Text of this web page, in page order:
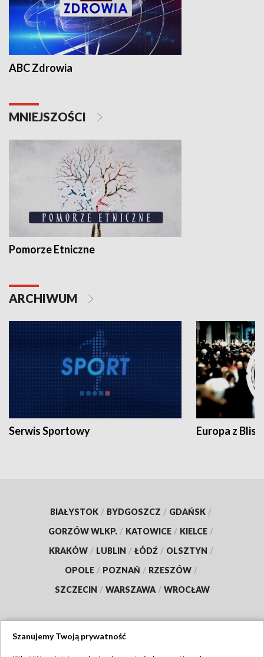
ABC Zdrowia
MNIEJSZOŚCI
Pomorze Etniczne
ARCHIWUM
Serwis Sportowy Europa z
BIAŁYSTOK / BYDGOSZCZ / GDAŃSK /
GORZÓW WLKP. / KATOWICE / KIELCE /
KRAKÓW / LUBLIN / ŁÓDŹ / OLSZTYN /
OPOLE / POZNAŃ / RZESZÓW /
SZCZECIN / WARSZAWA / WROCŁAW
Szanujemy Twoją prywatność